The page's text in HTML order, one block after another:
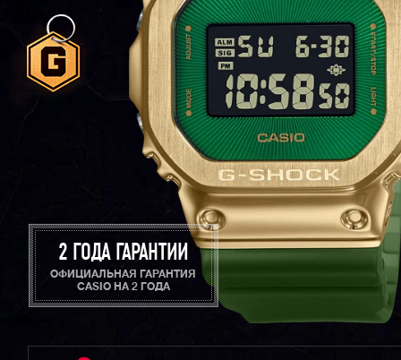
2 ГОДА ГАРАНТИИ
ОФИЦИАЛЬНАЯ ГАРАНТИЯ
CASIO НА 2 ГОДА